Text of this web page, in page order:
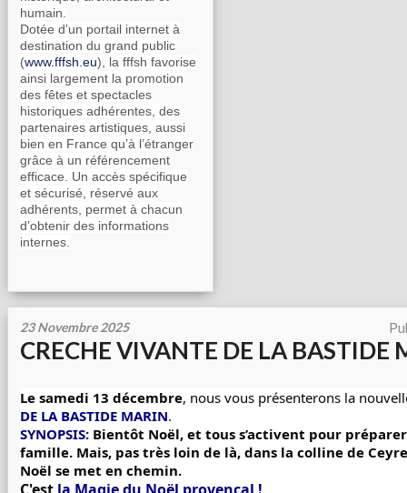
humain.
Dotée d’un portail internet à
destination du grand public
(www.fffsh.eu), la fffsh favorise
ainsi largement la promotion
des fêtes et spectacles
historiques adhérentes, des
partenaires artistiques, aussi
bien en France qu’à l’étranger
grâce à un référencement
efficace. Un accès spécifique
et sécurisé, réservé aux
adhérents, permet à chacun
d’obtenir des informations
internes.
23 Novembre 2025
CRECHE VIVANTE DE LA BASTIDE
Le samedi 13 décembre, nous vous présenterons la
DE LA BASTIDE MARIN.
SYNOPSIS: Bientôt Noël, et tous s’activent pour
famille. Mais, pas très loin de là, dans la colline de
Noël se met en chemin.